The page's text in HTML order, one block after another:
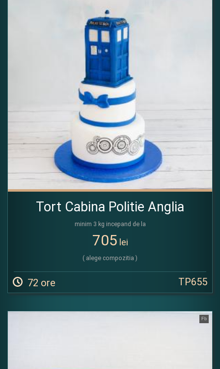
Tort Cabina Politie Anglia
minim 3 kg incepand de la
705 lei
( alege compozitia )
72 ore TP655
Fb